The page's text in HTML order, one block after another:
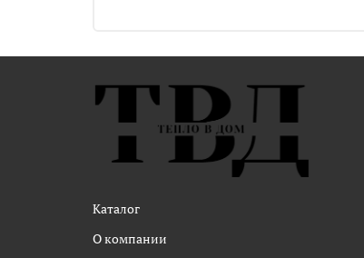
Каталог
О компании